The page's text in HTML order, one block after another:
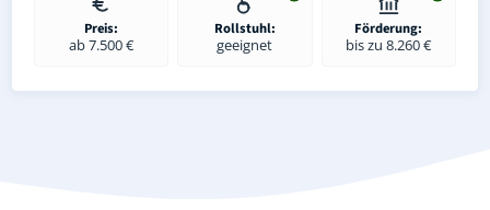
Preis:
ab 7.500 €
Rollstuhl:
geeignet
Förderung:
bis zu 8.260 €